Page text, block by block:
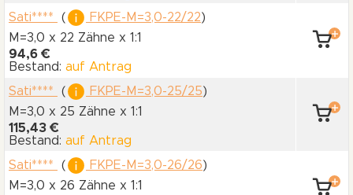
Sati****
( FKPE-M=3,0-22/22)
M=3,0 x 22 Zähne x 1:1
94,6 €
Bestand: auf Antrag
Sati****
( FKPE-M=3,0-25/25)
M=3,0 x 25 Zähne x 1:1
115,43 €
Bestand: auf Antrag
Sati****
( FKPE-M=3,0-26/26)
M=3,0 x 26 Zähne x 1:1